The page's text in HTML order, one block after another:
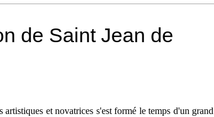
de Saint Jean de
artistiques et novatrices s'est formé le temps d'un grand